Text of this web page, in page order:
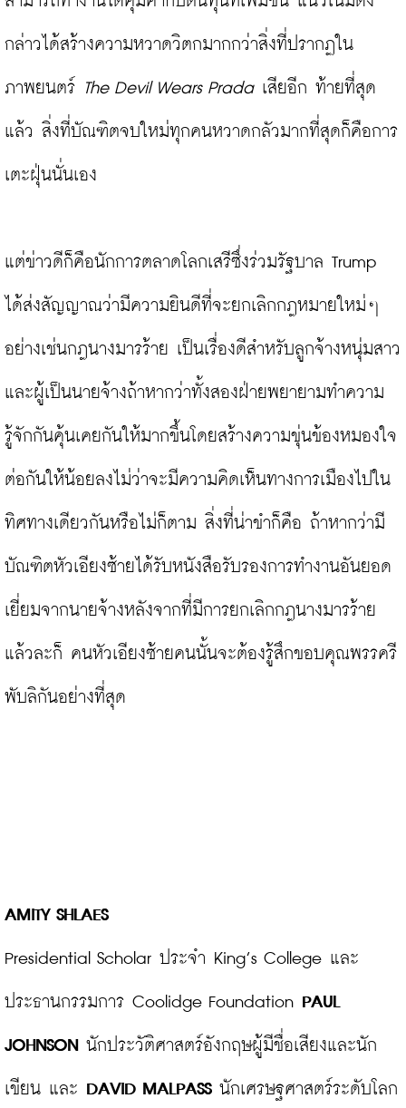
กล่าวได้สร้างความหวาดวิตกมากกว่าสิ่งที่ปรากฏใน
ภาพยนตร์ The Devil Wears Prada เสียอีก ท้ายที่สุด
แล้ว สิ่งที่บัณฑิตจบใหม่ทุกคนหวาดกลัวมากที่สุดก็คือการ
เตะฝุ่นนั่นเอง
แต่ข่าวดีก็คือนักการตลาดโลกเสรีซึ่งร่วมรัฐบาล Trump
ได้ส่งสัญญาณว่ามีความยินดีที่จะยกเลิกกฎหมายใหม่ๆ
อย่างเช่นกฎนางมารร้าย เป็นเรื่องดีสำหรับลูกจ้างหนุ่มสาว
และผู้เป็นนายจ้างถ้าหากว่าทั้งสองฝ่ายพยายามทำความ
รู้จักกันคุ้นเคยกันให้มากขึ้นโดยสร้างความขุ่นข้องหมองใจ
ต่อกันให้น้อยลงไม่ว่าจะมีความคิดเห็นทางการเมืองไปใน
ทิศทางเดียวกันหรือไม่ก็ตาม สิ่งที่น่าขำก็คือ ถ้าหากว่ามี
บัณฑิตหัวเอียงซ้ายได้รับหนังสือรับรองการทำงานอันยอด
เยี่ยมจากนายจ้างหลังจากที่มีการยกเลิกกฎนางมารร้าย
แล้วละก็ คนหัวเอียงซ้ายคนนั้นจะต้องรู้สึกขอบคุณพรรครี
พับลิกันอย่างที่สุด
AMITY SHLAES
Presidential Scholar ประจำ King’s College และ
ประธานกรรมการ Coolidge Foundation PAUL
JOHNSON นักประวัติศาสตร์อังกฤษผู้มีชื่อเสียงและนัก
เขียน และ DAVID MALPASS นักเศรษฐศาสตร์ระดับโลก